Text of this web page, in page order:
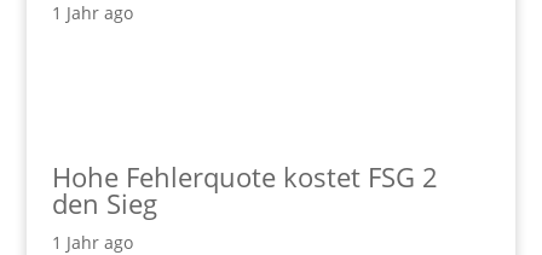
1 Jahr ago
Hohe Fehlerquote kostet FSG 2
den Sieg
1 Jahr ago